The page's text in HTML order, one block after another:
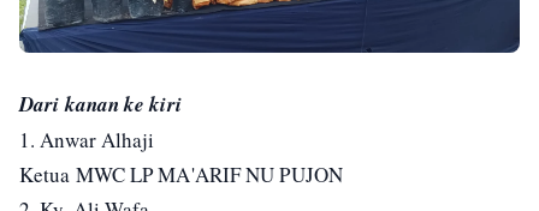
Dari kanan ke kiri
1. Anwar Alhaji
Ketua MWC LP MA'ARIF NU PUJON